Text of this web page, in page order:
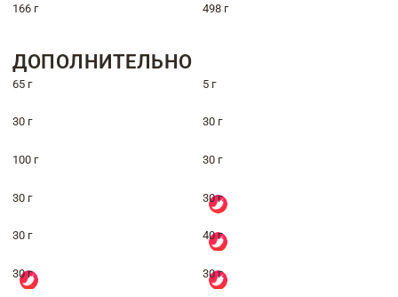
166 г 498 г
ДОПОЛНИТЕЛЬНО
65 г 5 г
30 г 30 г
100 г 30 г
30 г 30 г
30 г 40 г
30 г 30 г